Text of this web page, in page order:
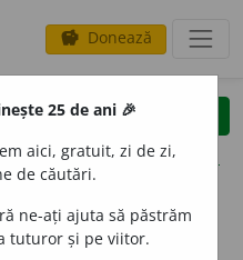
savings Donează
clear
opțiuni
25 de ani 🎉
aici, gratuit, zi de zi,
de căutări.
ne-ați ajuta să păstrăm
tuturor și pe viitor.